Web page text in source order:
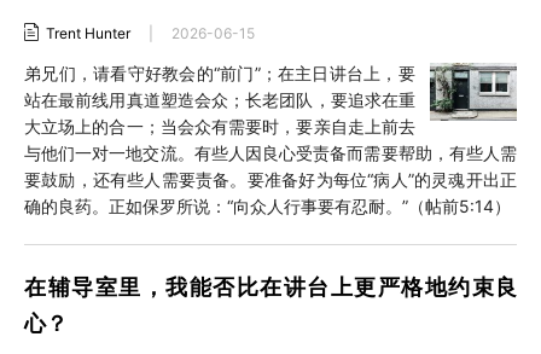
Trent Hunter 2026-06-15
弟兄们，请看守好教会的“前门”；在主日讲台上，要
站在最前线用真道塑造会众；长老团队，要追求在重
大立场上的合一；当会众有需要时，要亲自走上前去
与他们一对一地交流。有些人因良心受责备而需要帮助，有些人需
要鼓励，还有些人需要责备。要准备好为每位“病人”的灵魂开出正
确的良药。正如保罗所说：“向众人行事要有忍耐。”（帖前5:14）
在辅导室里，我能否比在讲台上更严格地约束良
心？